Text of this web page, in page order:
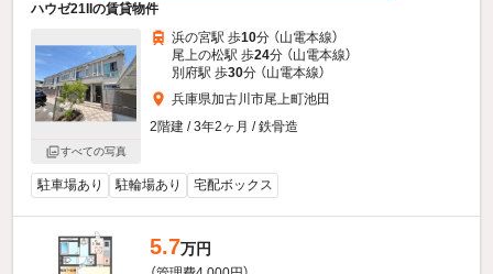
ハウゼ21IIの賃貸物件
すべての写真
浜の宮駅 歩10分 （山電本線）
尾上の松駅 歩24分 （山電本線）
別府駅 歩30分 （山電本線）
兵庫県加古川市尾上町池田
2階建 / 3年2ヶ月 / 鉄骨造
駐車場あり 駐輪場あり 宅配ボックス
5.7万円